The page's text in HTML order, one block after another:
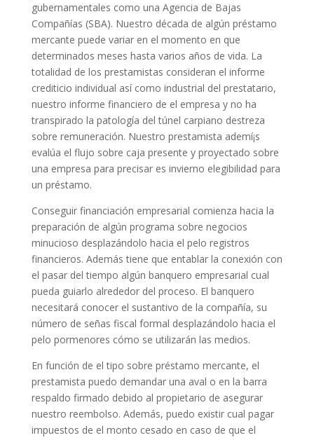
gubernamentales como una Agencia de Bajas
Compañías (SBA). Nuestro década de algún préstamo
mercante puede variar en el momento en que
determinados meses hasta varios años de vida. La
totalidad de los prestamistas consideran el informe
crediticio individual así­ como industrial del prestatario,
nuestro informe financiero de el empresa y no ha
transpirado la patologí­a del túnel carpiano destreza
sobre remuneración. Nuestro prestamista ademí¡s
evalúa el flujo sobre caja presente y proyectado sobre
una empresa para precisar es invierno elegibilidad para
un préstamo.
Conseguir financiación empresarial comienza hacia la
preparación de algún programa sobre negocios
minucioso desplazándolo hacia el pelo registros
financieros. Además tiene que entablar la conexión con
el pasar del tiempo algún banquero empresarial cual
pueda guiarlo alrededor del proceso. El banquero
necesitará conocer el sustantivo de la compañía, su
número de señas fiscal formal desplazándolo hacia el
pelo pormenores cómo se utilizarán las medios.
En función de el tipo sobre préstamo mercante, el
prestamista puedo demandar una aval o en la barra
respaldo firmado debido al propietario de asegurar
nuestro reembolso. Además, puedo existir cual pagar
impuestos de el monto cesado en caso de que el